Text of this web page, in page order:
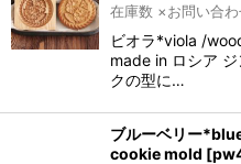
在庫数 ×お問い合
ビオラ*viola /
made in ロシア
クの型に…
ブルーベリー
cookie mold [